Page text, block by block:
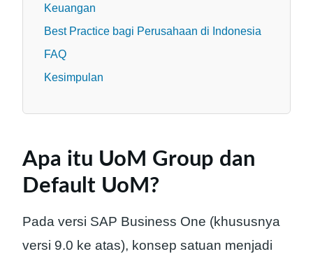
Keuangan
Best Practice bagi Perusahaan di Indonesia
FAQ
Kesimpulan
Apa itu UoM Group dan
Default UoM?
Pada versi SAP Business One (khususnya
versi 9.0 ke atas), konsep satuan menjadi